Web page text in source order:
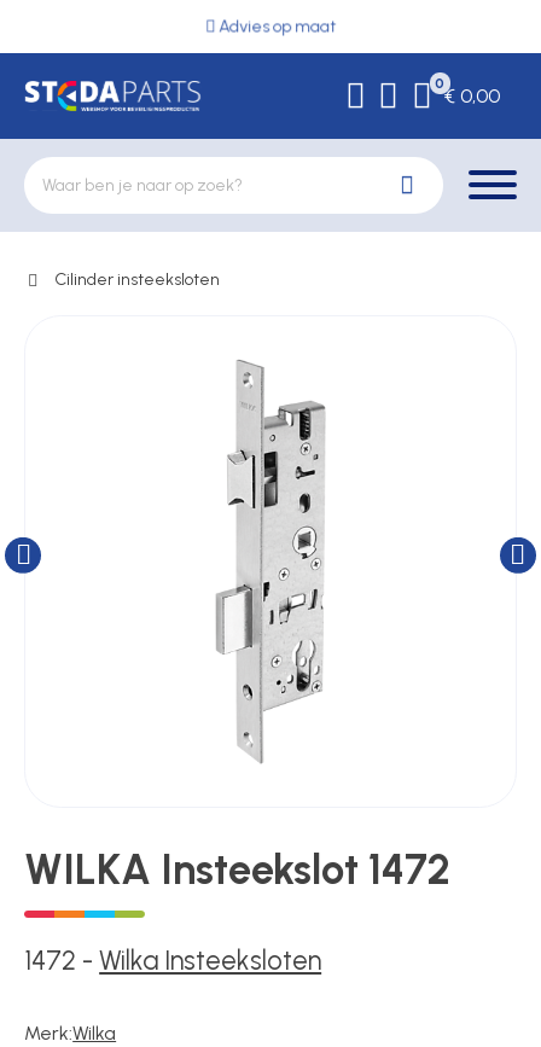
Advies op maat
0
€ 0,00
Deurbeslag
Elektrische vergrendeling
Kluizen
Toegangscontrole
Cilinder insteeksloten
WILKA Insteekslot 1472
1472 -Wilka Insteeksloten
Merk:Wilka